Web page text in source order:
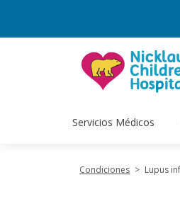
Servicios Médicos
Condiciones > Lupus